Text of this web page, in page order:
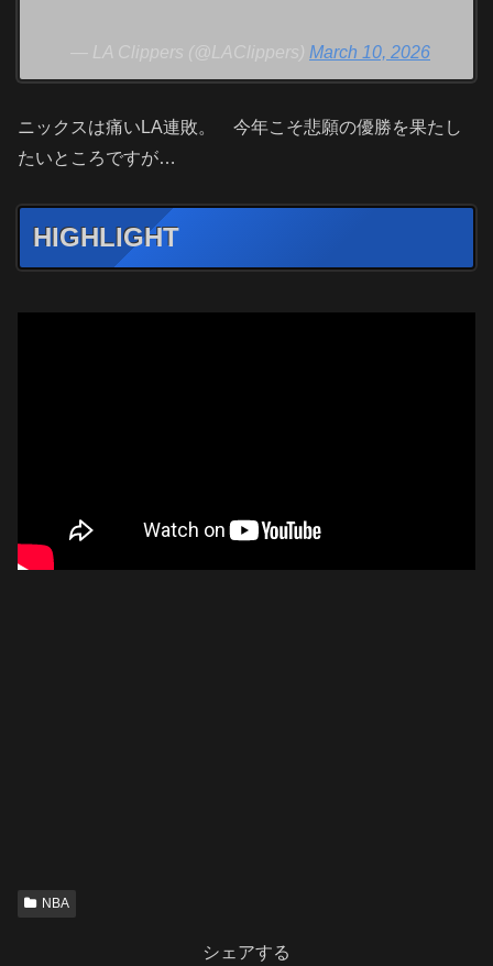
— LA Clippers (@LAClippers) March 10, 2026
ニックスは痛いLA連敗。 今年こそ悲願の優勝を果たし
たいところですが…
HIGHLIGHT
NBA
シェアする